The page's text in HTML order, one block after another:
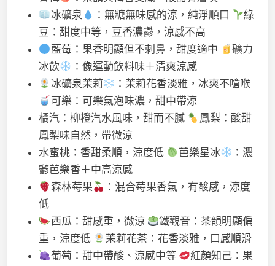
冰礦泉
：無糖無味感的涼，純淨順口
綠
豆：甜度中等，豆香濃鬱，涼感不高
藍莓：果香明顯但不刺鼻，甜度適中
礦力
冰飲
：像運動飲料味＋清爽涼感
冰礦泉茉莉
：茉莉花香淡雅，冰爽不嗆喉
可樂：可樂氣泡味濃，甜中帶涼
橘汽：柳橙汽水風味，甜而不膩
鳳梨：酸甜
鳳梨味自然，帶微涼
水蜜桃：香甜柔順，涼度低
芭樂星冰
：濃
鬱芭樂香＋中高涼感
森林莓果
：混合莓果香氣，有酸感，涼度
低
西瓜：甜感重，微涼
鐵觀音：茶韻明顯偏
重，涼度低
茉莉花茶：花香淡雅，口感順滑
葡萄：甜中帶酸、涼感中等
紅顏知己：果